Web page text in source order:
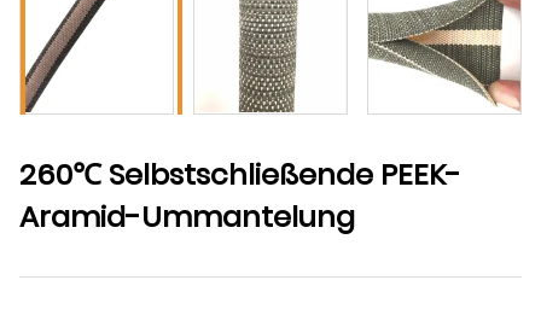
260℃ Selbstschließende PEEK-
Aramid-Ummantelung